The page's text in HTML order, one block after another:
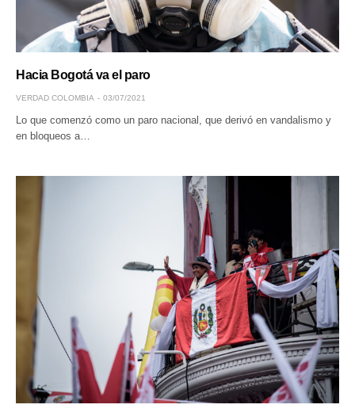
Hacia Bogotá va el paro
VERDAD COLOMBIA 03/07/2021
Lo que comenzó como un paro nacional, que derivó en vandalismo y
en bloqueos a…